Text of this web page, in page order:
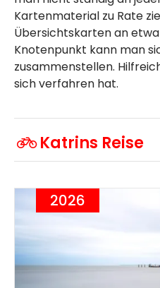
Kartenmaterial zu Rate
Übersichtskarten an
Knotenpunkt kann man
zusammenstellen.
sich verfahren hat.
Katrins Reise
2026